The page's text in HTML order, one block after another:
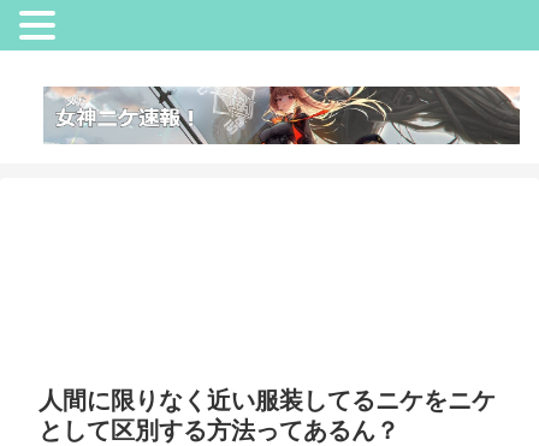
人間に限りなく近い服装してるニケをニケ
として区別する方法ってあるん？